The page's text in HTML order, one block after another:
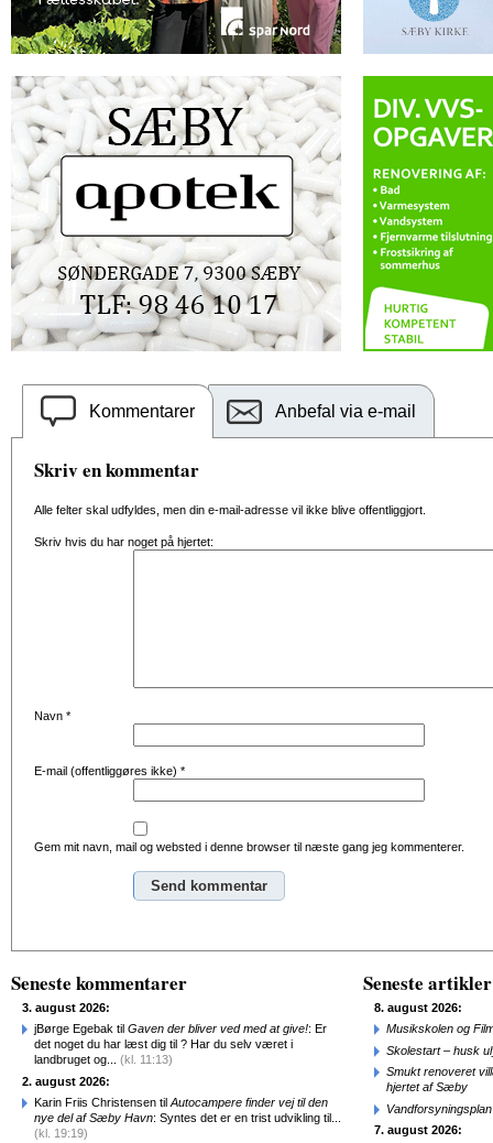
Kommentarer Anbefal via e-mail
Skriv en kommentar
Alle felter skal udfyldes, men din e-mail-adresse vil ikke blive offentliggjort.
Skriv hvis du har noget på hjertet:
Navn *
E-mail (offentliggøres ikke) *
Gem mit navn, mail og websted i denne browser til næste gang jeg kommenterer.
Seneste kommentarer
3. august 2026:
jBørge Egebak til Gaven der bliver ved med at give!: Er
det noget du har læst dig til ? Har du selv været i
landbruget og... (kl. 11:13)
2. august 2026:
Karin Friis Christensen til Autocampere finder vej til den
nye del af Sæby Havn: Syntes det er en trist udvikling til...
(kl. 19:19)
Seneste artikler
8. august 2026:
Musikskolen og
Skolestart – husk
Smukt renoveret
hjertet af Sæby
7. august 2026: